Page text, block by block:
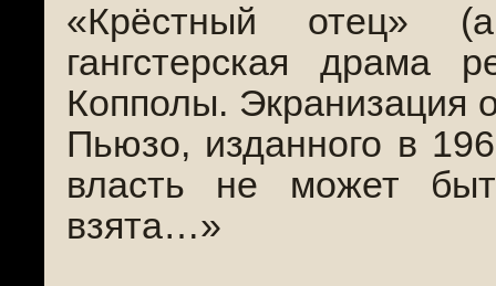
«Крёстный отец»
гангстерская драма
Копполы. Экранизация
Пьюзо, изданного в
власть не может
взята…»